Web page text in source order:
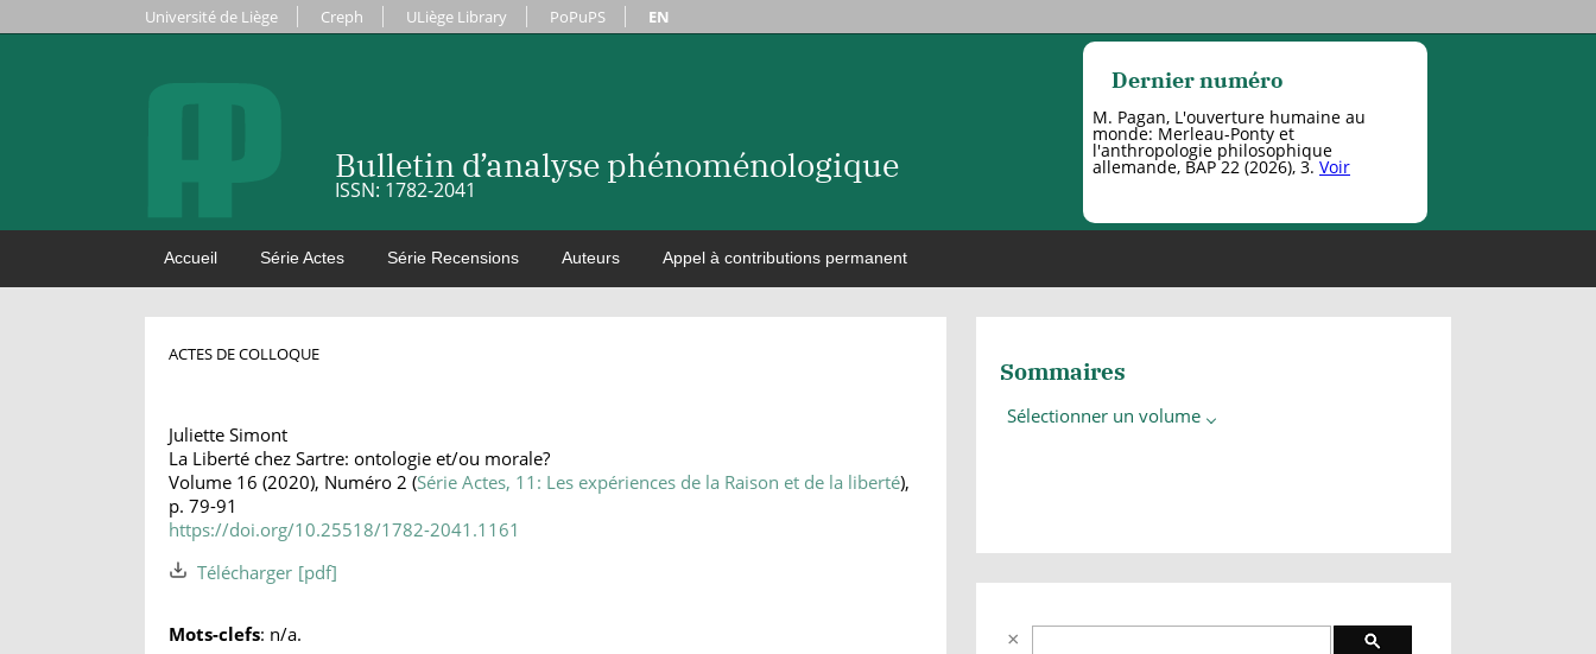
Université de Liège Creph ULiège Library PoPuPS EN
Bulletin d’analyse phénoménologique
ISSN: 1782-2041
Dernier numéro
M. Pagan, L'ouverture humaine au
monde: Merleau-Ponty et
l'anthropologie philosophique
allemande, BAP 22 (2026), 3. Voir
Accueil Série Actes Série Recensions Auteurs Appel à contributions permanent
ACTES DE COLLOQUE
Juliette Simont
La Liberté chez Sartre: ontologie et/ou morale?
Volume 16 (2020), Numéro 2 (Série Actes, 11: Les expériences de la Raison et de la liberté),
p. 79-91
https://doi.org/10.25518/1782-2041.1161
Télécharger
Mots-clefs: n/a.
Sommaires
Sélectionner un volume